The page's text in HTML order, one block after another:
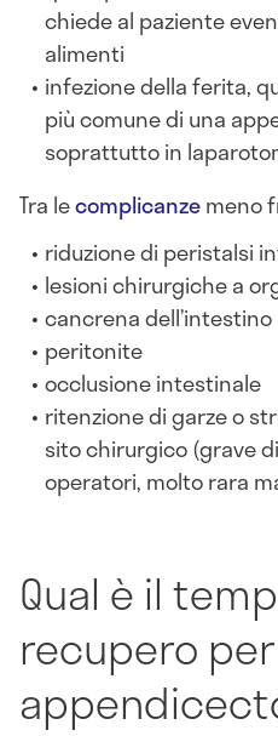
chiede al paziente
alimenti
infezione della ferita,
più comune di una
soprattutto in
Tra lecomplicanzemeno
riduzione di peristalsi
lesioni chirurgiche a
cancrena dell’intestino
peritonite
occlusione intestinale
ritenzione di garze o
sito chirurgico (grave
operatori, molto rara
Qual è il
recupero